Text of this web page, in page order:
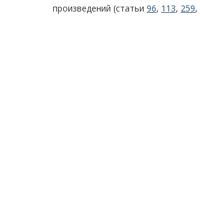
произведений (статьи 96, 113, 259,